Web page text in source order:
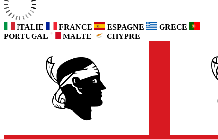
ITALIE FRANCE ESPAGNE
GRECE
PORTUGAL
MALTE CHYPRE